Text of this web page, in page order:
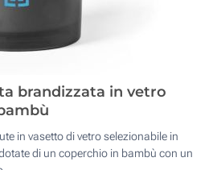
brandizzata in vetro
in vasetto di vetro selezionabile in
di un coperchio in bambù con un